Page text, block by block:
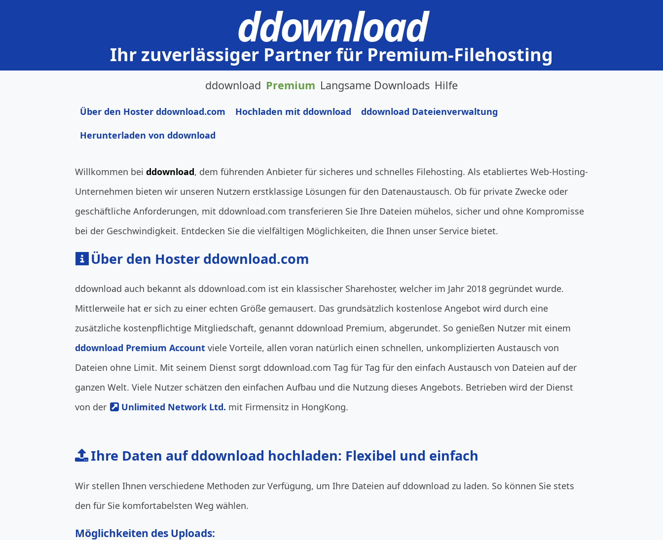
ddownload
Ihr zuverlässiger Partner für Premium-Filehosting
ddownload Premium Langsame Downloads Hilfe
Über den Hoster ddownload.com Hochladen mit ddownload
ddownload Dateienverwaltung
Herunterladen von ddownload
Willkommen bei ddownload, dem führenden Anbieter für sicheres und schnelles Filehosting. Als etabliertes Web-Hosting-
Unternehmen bieten wir unseren Nutzern erstklassige Lösungen für den Datenaustausch. Ob für private Zwecke oder
geschäftliche Anforderungen, mit ddownload.com transferieren Sie Ihre Dateien mühelos, sicher und ohne Kompromisse
bei der Geschwindigkeit. Entdecken Sie die vielfältigen Möglichkeiten, die Ihnen unser Service bietet.
Über den Hoster ddownload.com
ddownload auch bekannt als ddownload.com ist ein klassischer Sharehoster, welcher im Jahr 2018 gegründet wurde.
Mittlerweile hat er sich zu einer echten Größe gemausert. Das grundsätzlich kostenlose Angebot wird durch eine
zusätzliche kostenpflichtige Mitgliedschaft, genannt ddownload Premium, abgerundet. So genießen Nutzer mit einem
ddownload Premium Account viele Vorteile, allen voran natürlich einen schnellen, unkomplizierten Austausch von
Dateien ohne Limit. Mit seinem Dienst sorgt ddownload.com Tag für Tag für den einfach Austausch von Dateien auf der
ganzen Welt. Viele Nutzer schätzen den einfachen Aufbau und die Nutzung dieses Angebots. Betrieben wird der Dienst
von der
Unlimited Network Ltd. mit Firmensitz in HongKong.
Ihre Daten auf ddownload hochladen: Flexibel und einfach
Wir stellen Ihnen verschiedene Methoden zur Verfügung, um Ihre Dateien auf ddownload zu laden. So können Sie stets
den für Sie komfortabelsten Weg wählen.
Möglichkeiten des Uploads: